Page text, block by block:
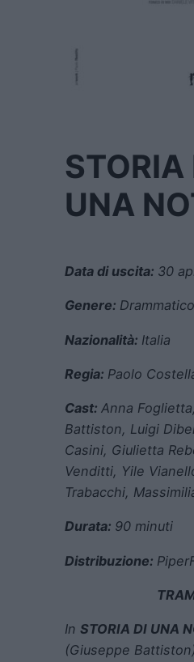
STORIA
UNA
Data di uscita: 30
Genere: Drammatico
Nazionalità: Italia
Regia: Paolo
Cast: Anna Foglietta,
Battiston, Luigi
Casini, Giulietta
Venditti, Yile
Trabacchi,
Durata: 90 minuti
Distribuzione:
In STORIA DI UNA
(Giuseppe